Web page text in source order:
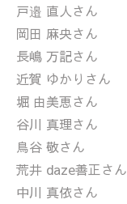
戸邉 直人さん
岡田 麻央さん
長嶋 万記さん
近賀 ゆかりさん
堀 由美恵さん
谷川 真理さん
鳥谷 敬さん
荒井 daze善正さん
中川 真依さん